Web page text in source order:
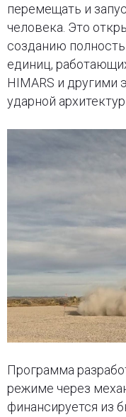
перемещать и
человека. Это
созданию
единиц,
HIMARS и другими
ударной
Программа
режиме через
финансируется из